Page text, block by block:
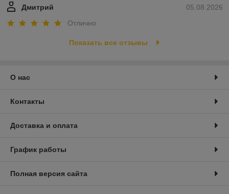
05.08.2026
Дмитрий
Отлично
Показать все отзывы
О нас
Контакты
Доставка и оплата
График работы
Полная версия сайта